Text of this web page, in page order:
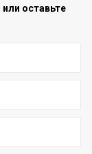
или оставьте